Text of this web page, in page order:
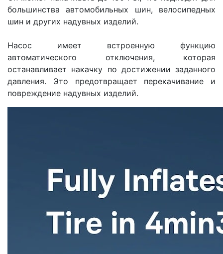
большинства автомобильных шин, велосипедных
шин и других надувных изделий.
Насос имеет встроенную функцию
автоматического отключения, которая
останавливает накачку по достижении заданного
давления. Это предотвращает перекачивание и
повреждение надувных изделий.